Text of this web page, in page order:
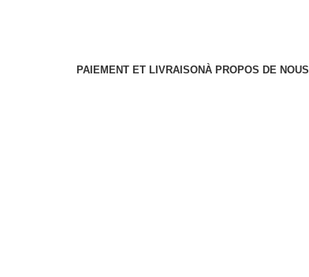
PAIEMENT ET LIVRAISONÀ PROPOS DE NOUS